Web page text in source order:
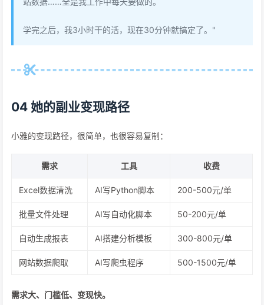
学完之后，我3小时干的活，现在30分钟就搞定了。"
04 她的副业变现路径
小雅的变现路径，很简单，也很容易复制：
需求 工具 收费
Excel数据清洗 AI写Python脚本 200-500元/单
批量文件处理 AI写自动化脚本 50-200元/单
自动生成报表 AI搭建分析模板 300-800元/单
网站数据爬取 AI写爬虫程序 500-1500元/单
需求大、门槛低、变现快。